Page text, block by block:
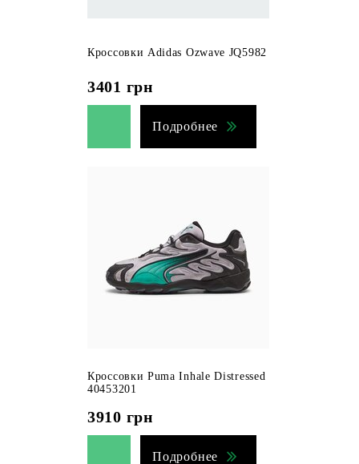
Кроссовки Adidas Ozwave JQ5982
3401 грн
Подробнее
Кроссовки Puma Inhale Distressed
40453201
3910 грн
Подробнее